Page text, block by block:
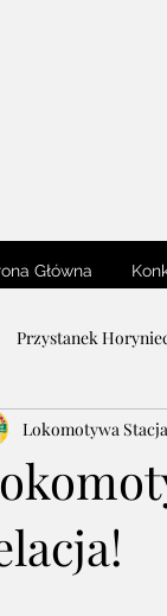
Główna
Przystanek
Konkurs
Lokomotywy
Lokomotywa